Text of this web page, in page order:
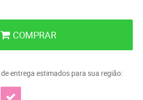
COMPRAR
entrega estimados para sua região: